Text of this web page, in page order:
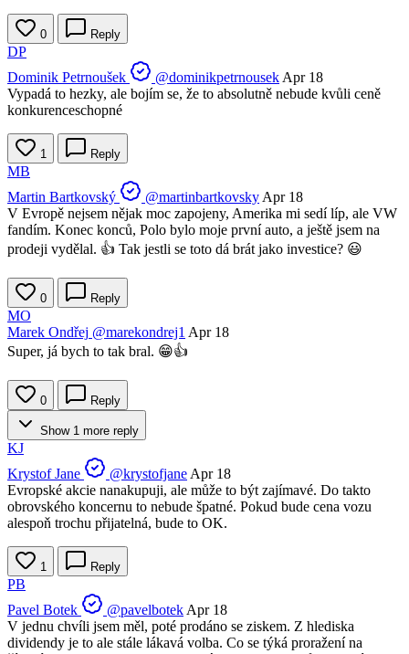
0 Reply
DP
Dominik Petrnoušek
@dominikpetrnousek Apr 18
Vypadá to hezky, ale bojím se, že to absolutně nebude kvůli ceně
konkurenceschopné
1 Reply
MB
Martin Bartkovský
@martinbartkovsky Apr 18
V Evropě nejsem nějak moc zapojeny, Amerika mi sedí líp, ale VW
fandím. Konec konců, Polo bylo moje první auto, a ještě jsem na
prodeji vydělal. 👍 Tak jestli se toto dá brát jako investice? 😃
0 Reply
MO
Marek Ondřej @marekondrej1 Apr 18
Super, já bych to tak bral. 😁👍
0 Reply
Show 1 more reply
KJ
Krystof Jane
@krystofjane Apr 18
Evropské akcie nanakupuji, ale může to být zajímavé. Do takto
obrovského koncernu to nebude špatné. Pokud bude cena vozu
alespoň trochu přijatelná, bude to OK.
1 Reply
PB
Pavel Botek
@pavelbotek Apr 18
V jednu chvíli jsem měl, poté prodáno se ziskem. Z hlediska
dividendy je to ale stále lákavá volba. Co se týká proražení na